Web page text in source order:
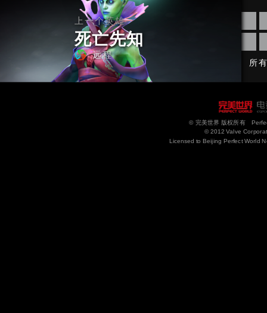
上一个英雄
死亡先知
远程
所
© 完美世界 版权所有
© 2012 Valve
Licensed to Beijing Perfect World